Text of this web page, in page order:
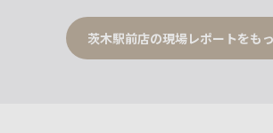
茨木駅前店の現場レポートをも